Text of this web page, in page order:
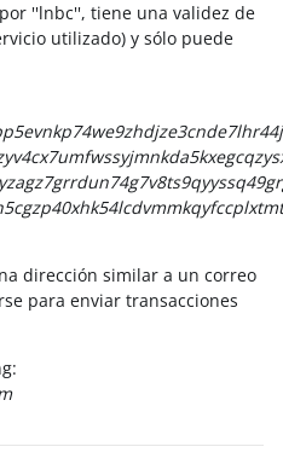
''lnbc'', tiene una validez de
utilizado) y sólo puede
dirección similar a un correo
para enviar transacciones